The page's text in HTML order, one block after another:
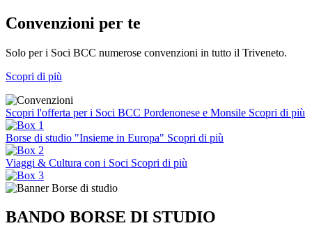
Convenzioni per te
Solo per i Soci BCC numerose convenzioni in tutto il Triveneto.
Scopri di più
Scopri l'offerta per i Soci BCC Pordenonese e Monsile Scopri di più
Borse di studio "Insieme in Europa" Scopri di più
Viaggi & Cultura con i Soci Scopri di più
BANDO BORSE DI STUDIO